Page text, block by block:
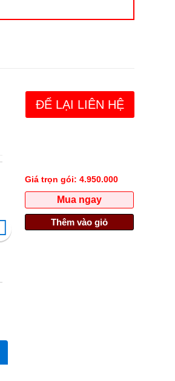
ĐỂ LẠI LIÊN HỆ
Máy chấm công kiểm soát truy
Giá trọn gói: 4.950.000
Mua ngay
Thêm vào giỏ